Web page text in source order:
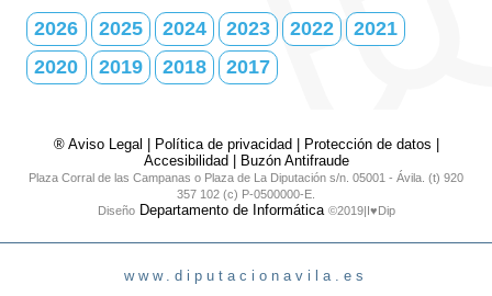
2026 2025 2024 2023 2022
2021
2020
2019 2018 2017
® Aviso Legal | Política de privacidad| Protección de datos |
Accesibilidad| Buzón Antifraude
Plaza Corral de las Campanas o Plaza de La Diputación s/n. 05001 - Ávila. (t) 920
357 102 (c) P-0500000-E.
DiseñoDepartamento de Informática ©2019|I♥Dip
www.diputacionavila.es